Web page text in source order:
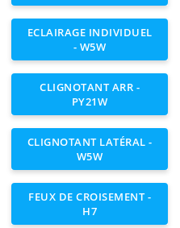
ECLAIRAGE INDIVIDUEL
- W5W
CLIGNOTANT ARR -
PY21W
CLIGNOTANT LATÉRAL -
W5W
FEUX DE CROISEMENT -
H7